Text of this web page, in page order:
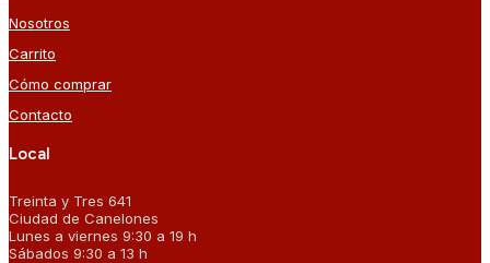
Nosotros
Carrito
Cómo comprar
Contacto
Local
Treinta y Tres 641
Ciudad de Canelones
Lunes a viernes 9:30 a 19 h
Sábados 9:30 a 13 h